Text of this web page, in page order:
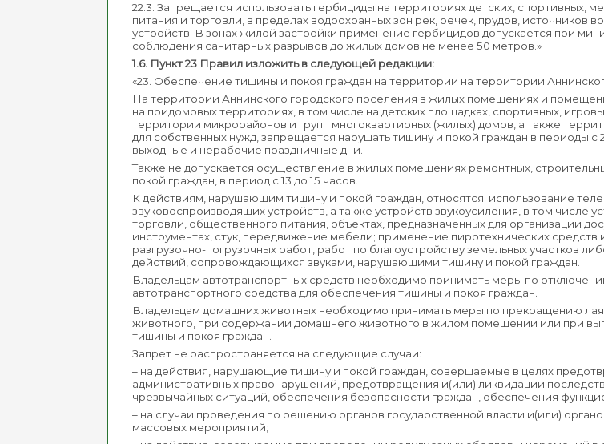
22.3. Запрещается использовать гербициды на территориях детских,
питания и торговли, в пределах водоохранных зон рек, речек, прудов, источников
устройств. В зонах жилой застройки применение гербицидов допускается при
соблюдения санитарных разрывов до жилых домов не менее 50 метров.»
1.6. Пункт 23 Правил изложить в следующей редакции:
«23. Обеспечение тишины и покоя граждан на территории на территории
На территории Аннинского городского поселения в жилых помещениях и
на придомовых территориях, в том числе на детских площадках, спортивных,
территории микрорайонов и групп многоквартирных (жилых) домов, а также
для собственных нужд, запрещается нарушать тишину и покой граждан в периоды с
выходные и нерабочие праздничные дни.
Также не допускается осуществление в жилых помещениях ремонтных,
покой граждан, в период с 13 до 15 часов.
К действиям, нарушающим тишину и покой граждан, относятся: использование
звуковоспроизводящих устройств, а также устройств звукоусиления, в том числе
торговли, общественного питания, объектах, предназначенных для организации
инструментах, стук, передвижение мебели; применение пиротехнических
разгрузочно-погрузочных работ, работ по благоустройству земельных участков
действий, сопровождающихся звуками, нарушающими тишину и покой граждан.
Владельцам автотранспортных средств необходимо принимать меры по
автотранспортного средства для обеспечения тишины и покоя граждан.
Владельцам домашних животных необходимо принимать меры по прекращению
животного, при содержании домашнего животного в жилом помещении или при
тишины и покоя граждан.
Запрет не распространяется на следующие случаи:
– на действия, нарушающие тишину и покой граждан, совершаемые в целях
административных правонарушений, предотвращения и(или) ликвидации
чрезвычайных ситуаций, обеспечения безопасности граждан, обеспечения
– на случаи проведения по решению органов государственной власти и(или)
массовых мероприятий;